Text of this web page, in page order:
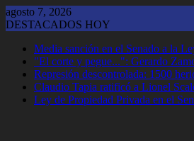
Saltar
al
agosto 7, 2026
DESTACADOS HOY
Media sanción en el Senado a la
"El corte y pegue...": Gerardo
Represión descontrolada: 1500
Claudio Tapia ratificó a Lionel
Ley de Propiedad Privada en el